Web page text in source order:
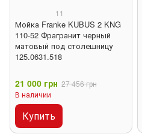
11
Мойка Franke KUBUS 2 KNG
110-52 Фрагранит черный
матовый под столешницу
125.0631.518
21 000 грн 27 456 грн
В наличии
Купить